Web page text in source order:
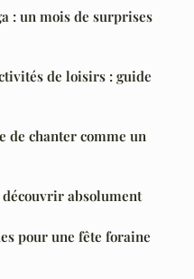
: un mois de surprises
de loisirs : guide
de chanter comme un
découvrir absolument
pour une fête foraine